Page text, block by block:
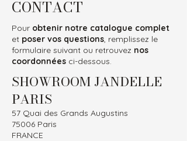
CONTACT
Pour obtenir notre catalogue complet
et poser vos questions, remplissez le
formulaire suivant ou retrouvez nos
coordonnées ci-dessous.
SHOWROOM JANDELLE
PARIS
57 Quai des Grands Augustins
75006 Paris
FRANCE